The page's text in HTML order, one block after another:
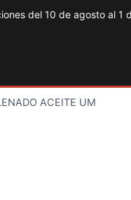
del 10 de agosto al
ACEITE UM